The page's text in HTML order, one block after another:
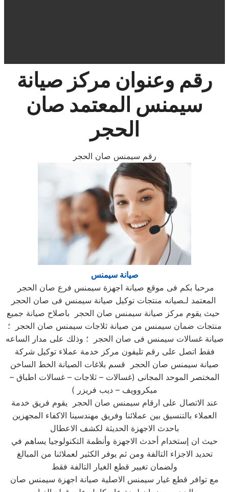
رقم وعنوان مركز صيانة
سيمنس المعتمد صان
الحجر
رقم سيمنس صان الحجر
صيانة سيمنس
المعتمد لـصيانه منتجات توكيل صيانة سيمنس فى صان الحجر
حيث يقوم مركز صيانة سيمنس صان الحجر باصلاح صيانة جميع
منتجات ضمان سيمنس من صيانة ثلاجات سيمنس صان الحجر ؛
صيانة غسالات سيمنس فى صان الحجر ؛ وذلك على مدار الساعه
فقط اتصل على رقم تليفون مركز خدمة عملاء توكيل شركة
صيانة سيمنس صان الحجر قسم بلاغات الصيانة الخط الساخن
المختصر الموحد المجانى (غسالات – ثلاجات – غسالات اطباق –
ميكروويف – ديب فريزر )
عند الاتصال على ارقام سيمنس صان الحجر يقوم فريق خدمة
العملاء بالتنسيق بين عملائنا وفريق مهندسينا الاكفاء المجهزين
باحدث الاجهزة الحديثة لكشف الاعطال
حيث ان إستخدام أحدث الاجهزة وأنظمة التكنولوجيا يساهم في
تحديد الاجزاء التالفة ومن ثم يوفر الكثير لعملائنا من المبالغ
ولضمان تغيير قطع الغيار التالفة فقط
مع توافر قطع غيار سيمنس الاصلية صيانة اجهزة سيمنس صان